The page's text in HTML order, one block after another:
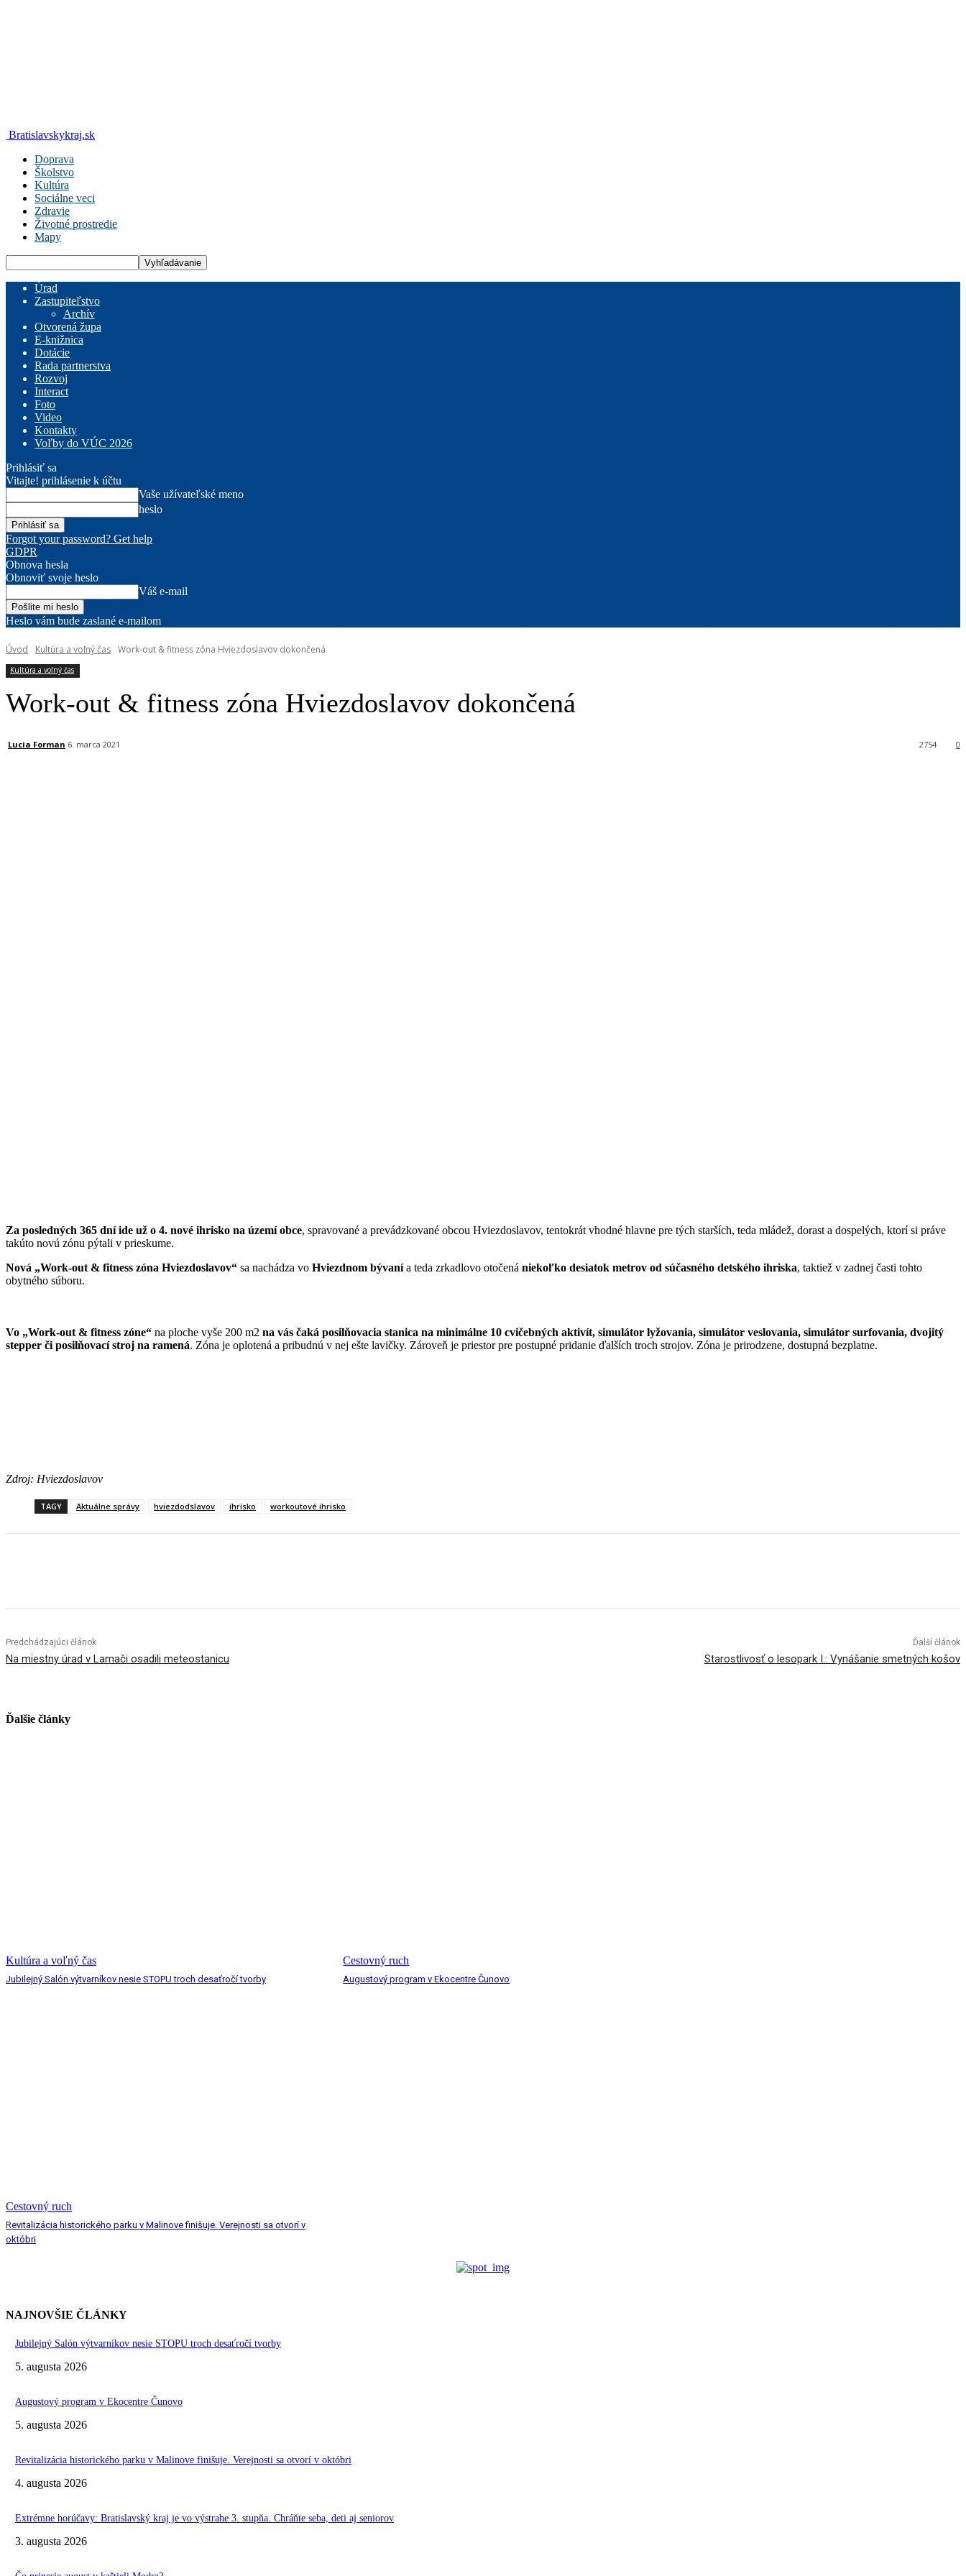
Bratislavskykraj.sk
Doprava
Školstvo
Kultúra
Sociálne veci
Zdravie
Životné prostredie
Mapy
Úrad
Zastupiteľstvo
Archív
Otvorená župa
E-knižnica
Dotácie
Rada partnerstva
Rozvoj
Interact
Foto
Video
Kontakty
Voľby do VÚC 2026
Prihlásiť sa
Vitajte! prihlásenie k účtu
Vaše užívateľské meno
heslo
Forgot your password? Get help
GDPR
Obnova hesla
Obnoviť svoje heslo
Váš e-mail
Heslo vám bude zaslané e-mailom
Úvod Kultúra a voľný čas Work-out & fitness zóna Hviezdoslavov dokončená
Kultúra a voľný čas
Work-out & fitness zóna Hviezdoslavov dokončená
Lucia Forman 6. marca 2021 0
2754
Za posledných 365 dní ide už o 4. nové ihrisko na území obce, spravované a prevádzkované obcou Hviezdoslavov, tentokrát vhodné hlavne pre tých starších, teda mládež, dorast a dospelých, ktorí si práve
takúto novú zónu pýtali v prieskume.
Nová „Work-out & fitness zóna Hviezdoslavov“ sa nachádza vo Hviezdnom bývanía teda zrkadlovo otočená niekoľko desiatok metrov od súčasného detského ihriska, taktiež v zadnej časti tohto
obytného súboru.
Vo „Work-out & fitness zóne“ na ploche vyše 200 m2 na vás čaká posilňovacia stanica na minimálne 10 cvičebných aktivít, simulátor lyžovania, simulátor veslovania, simulátor surfovania, dvojitý
stepper či posilňovací stroj na ramená. Zóna je oplotená a pribudnú v nej ešte lavičky. Zároveň je priestor pre postupné pridanie ďalších troch strojov. Zóna je prirodzene, dostupná bezplatne.
Zdroj: Hviezdoslavov
TAGY Aktuálne správy hviezdodslavov ihrisko workoutové ihrisko
Predchádzajúci článok
Na miestny úrad v Lamači osadili meteostanicu
Ďalší článok
Starostlivosť o lesopark I.: Vynášanie smetných košov
Ďalšie články
Kultúra a voľný čas
Jubilejný Salón výtvarníkov nesie STOPU troch desaťročí tvorby
Cestovný ruch
Augustový program v Ekocentre Čunovo
Cestovný ruch
Revitalizácia historického parku v Malinove finišuje. Verejnosti sa otvorí v
októbri
NAJNOVŠIE ČLÁNKY
Jubilejný Salón výtvarníkov nesie STOPU troch desaťročí tvorby
5. augusta 2026
Augustový program v Ekocentre Čunovo
5. augusta 2026
Revitalizácia historického parku v Malinove finišuje. Verejnosti sa otvorí v októbri
4. augusta 2026
Extrémne horúčavy: Bratislavský kraj je vo výstrahe 3. stupňa. Chráňte seba, deti aj seniorov
3. augusta 2026